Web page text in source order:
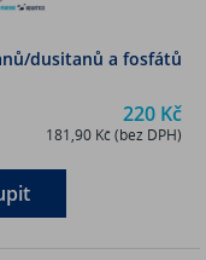
dusitanů a fosfátů
220 Kč
181,90 Kč (bez DPH)